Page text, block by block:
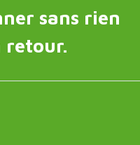
sans rien
retour.